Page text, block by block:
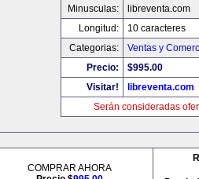
Minusculas:
libreventa.com
Longitud:
10 caracteres
Categorias:
Ventas y
Precio:
$995.00
Visitar!
libreventa.com
Serán consideradas
COMPRAR AHORA